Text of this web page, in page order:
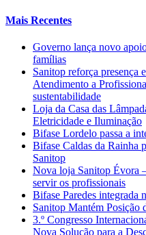
Mais Recentes
Governo lança novo
famílias
Sanitop reforça presença
Atendimento a
sustentabilidade
Loja da Casa das
Eletricidade e Iluminação
Bifase Lordelo passa a
Bifase Caldas da Rainha
Sanitop
Nova loja Sanitop Évora
servir os profissionais
Bifase Paredes integrada
Sanitop Mantém Posição
3.º Congresso
Nova Solução para a